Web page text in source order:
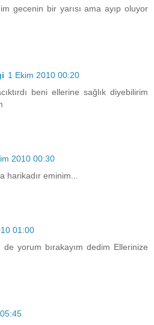
gecenin bir yarısı ama ayıp oluyor
1 Ekim 2010 00:20
beni ellerine sağlık diyebilirim
2010 00:30
harikadır eminim...
01:00
yorum bırakayım dedim Ellerinize